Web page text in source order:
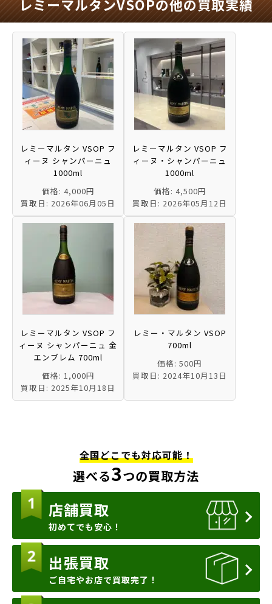
レミーマルタンVSOPの他の買取実績
レミーマルタン VSOP フ
ィーヌ シャンパーニュ
1000ml
価格: 4,000円
買取日: 2026年06月05日
レミーマルタン VSOP フ
ィーヌ・シャンパーニュ
1000ml
価格: 4,500円
買取日: 2026年05月12日
レミーマルタン VSOP フ
ィーヌ シャンパーニュ 金
エンブレム 700ml
価格: 1,000円
買取日: 2025年10月18日
レミー・マルタン VSOP
700ml
価格: 500円
買取日: 2024年10月13日
全国どこでも対応可能！
選べる3つの買取方法
店舗買取
初めてでも安心！
出張買取
ご自宅やお店で買取完了！